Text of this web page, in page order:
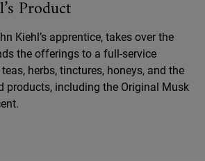
Product
Kiehl’s apprentice, takes over the
the offerings to a full-service
herbs, tinctures, honeys, and the
products, including the Original Musk